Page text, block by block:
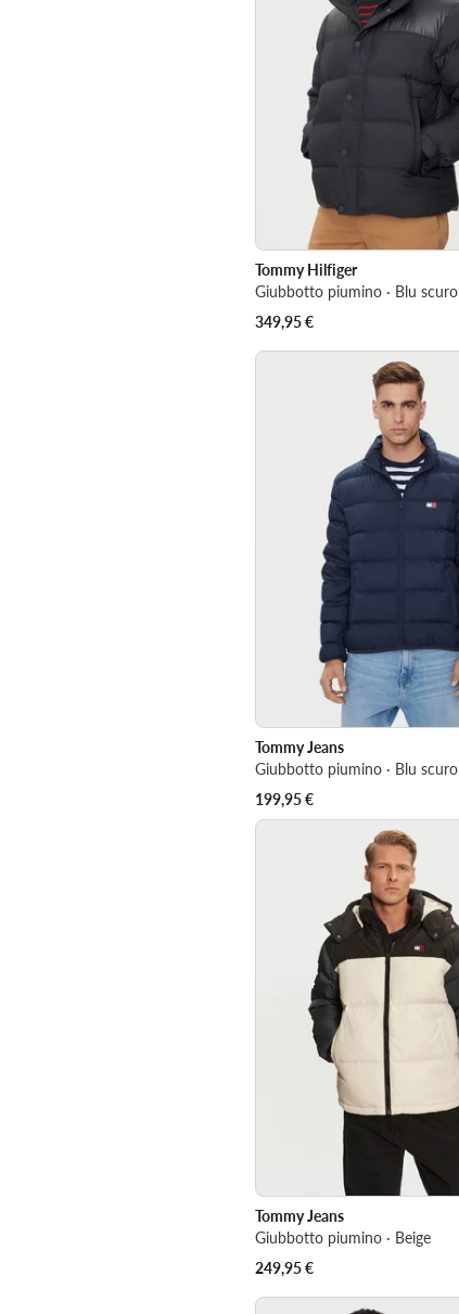
Tommy Hilfiger
Giubbotto piumino · Blu scuro
349,95€
Tommy Jeans
Giubbotto piumino · Blu scuro
199,95€
Tommy Jeans
Giubbotto piumino · Beige
249,95€